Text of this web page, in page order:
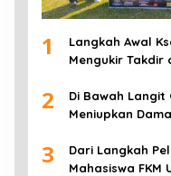
1
Langkah Awal
Mengukir Takdir
2
Di Bawah Langit
Meniupkan
3
Dari Langkah
Mahasiswa FKM